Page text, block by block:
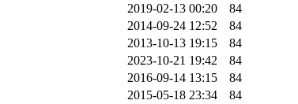
2019-02-13 00:20
84
2014-09-24 12:52
84
2013-10-13 19:15
84
2023-10-21 19:42
84
2016-09-14 13:15
84
2015-05-18 23:34
84